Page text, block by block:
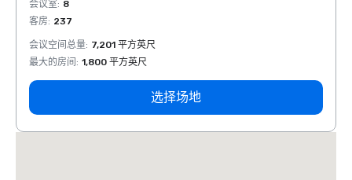
会议室: 8
客房: 237
会议空间总量: 7,201 平方英尺
最大的房间 : 1,800 平方英尺
选择场地